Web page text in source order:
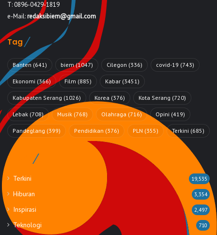
T: 0896-0429-1819
e-Mail:redaksibiem@gmail.com
Tag
Banten (641) biem(1047) Cilegon (336) covid-19 (743)
Ekonomi (366) Film (885) Kabar (3451)
Kabupaten Serang (1026) Korea (376) Kota Serang (720)
Lebak (708) Musik (768) Olahraga (716) Opini (419)
Pandeglang (399) Pendidikan (376) PLN (355) Terkini (685)
Rubrik
Terkini 19,535
Hiburan 3,354
Inspirasi 2,497
Teknologi 710